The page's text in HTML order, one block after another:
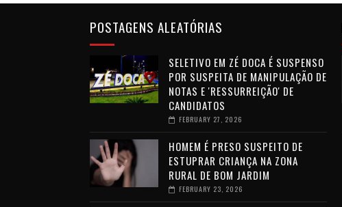
POSTAGENS ALEATÓRIAS
SELETIVO EM ZÉ DOCA É SUSPENSO
POR SUSPEITA DE MANIPULAÇÃO DE
NOTAS E 'RESSURREIÇÃO' DE
CANDIDATOS
FEBRUARY 27, 2026
HOMEM É PRESO SUSPEITO DE
ESTUPRAR CRIANÇA NA ZONA
RURAL DE BOM JARDIM
FEBRUARY 23, 2026